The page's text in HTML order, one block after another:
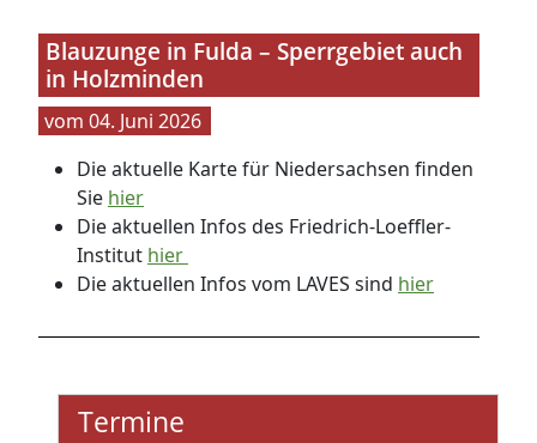
Blauzunge in Fulda – Sperrgebiet auch
in Holzminden
04. Juni 2026
Die aktuelle Karte für Niedersachsen finden
Sie hier
Die aktuellen Infos des Friedrich-Loeffler-
Institut hier
Die aktuellen Infos vom LAVES sind hier
Termine